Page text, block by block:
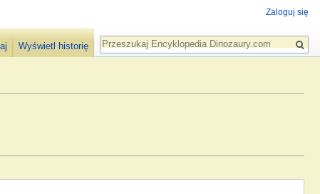
Zaloguj się
Wyświetl historię
Szukaj